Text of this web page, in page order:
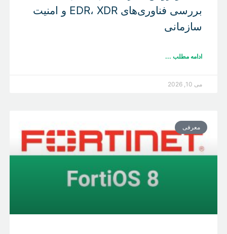
بررسی فناوری‌های EDR، XDR و امنیت
سازمانی
ادامه مطلب ...
می 10, 2026
معرفی